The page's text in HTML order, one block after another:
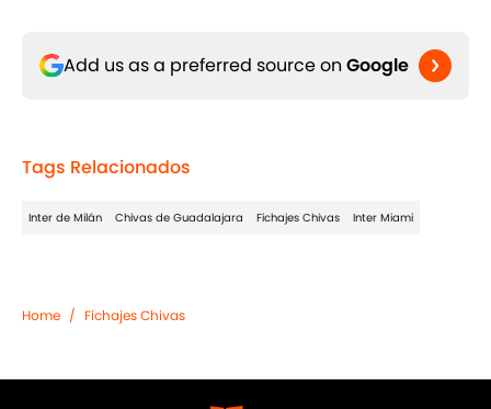
Add us as a preferred source on Google
Tags Relacionados
Inter de Milán Chivas de Guadalajara Fichajes Chivas Inter Miami
Home / Fichajes Chivas